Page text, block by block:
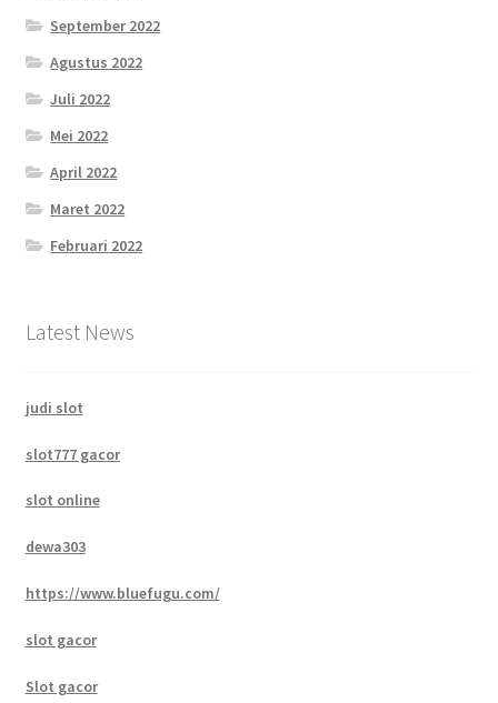
September 2022
Agustus 2022
Juli 2022
Mei 2022
April 2022
Maret 2022
Februari 2022
Latest News
judi slot
slot777 gacor
slot online
dewa303
https://www.bluefugu.com/
slot gacor
Slot gacor